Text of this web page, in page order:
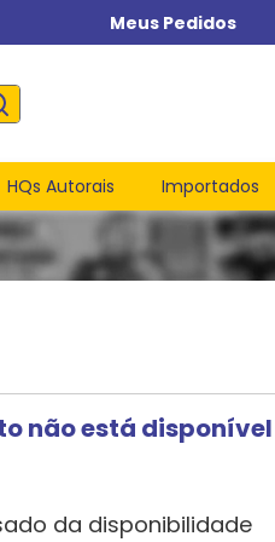
Meus Pedidos
HQs Autorais Importados
não está
da disponibilidade